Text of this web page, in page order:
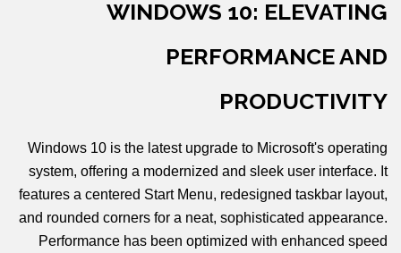
WINDOWS 10: ELEVATING
PERFORMANCE AND
PRODUCTIVITY
Windows 10 is the latest upgrade to Microsoft's operating
system, offering a modernized and sleek user interface. It
features a centered Start Menu, redesigned taskbar layout,
and rounded corners for a neat, sophisticated appearance.
Performance has been optimized with enhanced speed